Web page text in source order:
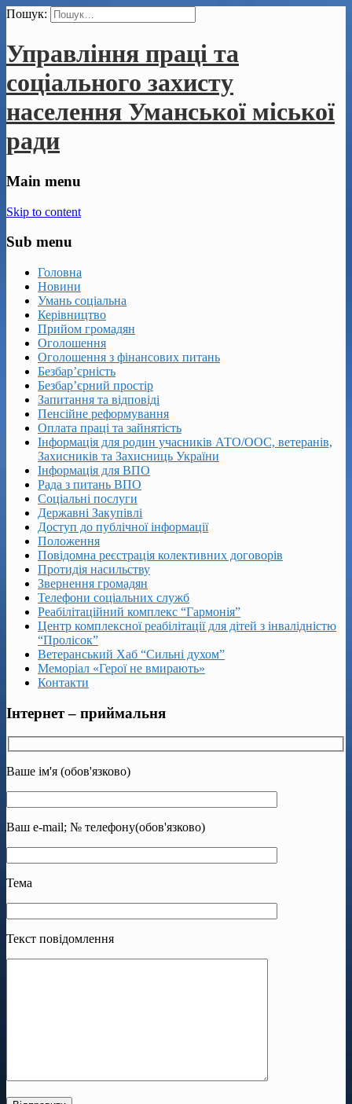
Пошук:
Управління праці та
соціального захисту
населення Уманської міської
ради
Main menu
Skip to content
Sub menu
Головна
Новини
Умань соціальна
Керівництво
Прийом громадян
Оголошення
Оголошення з фінансових питань
Безбар’єрність
Безбар’єрний простір
Запитання та відповіді
Пенсійне реформування
Оплата праці та зайнятість
Інформація для родин учасників АТО/ООС, ветеранів,
Захисників та Захисниць України
Інформація для ВПО
Рада з питань ВПО
Соціальні послуги
Державні Закупівлі
Доступ до публічної інформації
Положення
Повідомна реєстрація колективних договорів
Протидія насильству
Звернення громадян
Телефони соціальних служб
Реабілітаційний комплекс “Гармонія”
Центр комплексної реабілітації для дітей з інвалідністю
“Пролісок”
Ветеранський Хаб “Сильні духом”
Меморіал «Герої не вмирають»
Контакти
Інтернет – приймальня
Ваше ім'я (обов'язково)
Ваш e-mail; № телефону(обов'язково)
Тема
Текст повідомлення